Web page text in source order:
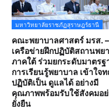
มหาวิทยาลัยราชภัฏสุราษฎร์ธานี
คณะพยาบาลศาสตร์ มรส. –
เครือข่ายฝึกปฏิบัติสถานพย
ภาคใต้ ร่วมยกระดับมาตรฐ
การเรียนรู้พยาบาล เข้าใจ
ปฏิบัติเป็น ดูแลได้ อย่างมี
คุณภาพพร้อมรับใช้สังคมอย่
ยั่งยืน